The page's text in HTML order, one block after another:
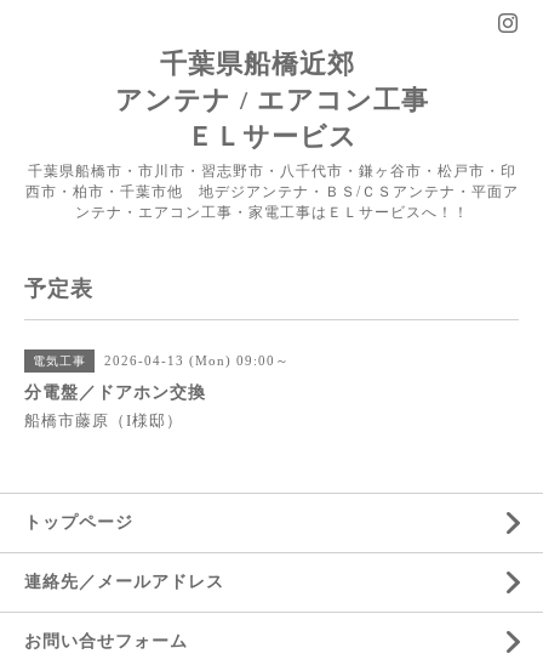
千葉県船橋近郊
アンテナ / エアコン工事
ＥＬサービス
千葉県船橋市・市川市・習志野市・八千代市・鎌ヶ谷市・松戸市・印
西市・柏市・千葉市他 地デジアンテナ・ＢＳ/ＣＳアンテナ・平面ア
ンテナ・エアコン工事・家電工事はＥＬサービスへ！！
予定表
電気工事 2026-04-13 (Mon) 09:00～
分電盤／ドアホン交換
船橋市藤原（I様邸）
トップページ
連絡先／メールアドレス
お問い合せフォーム